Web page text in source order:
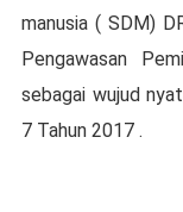
manusia ( SDM)
Pengawasan
sebagai wujud
7 Tahun 2017 .